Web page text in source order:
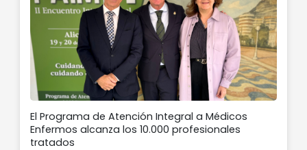
El Programa de Atención Integral a Médicos
Enfermos alcanza los 10.000 profesionales
tratados